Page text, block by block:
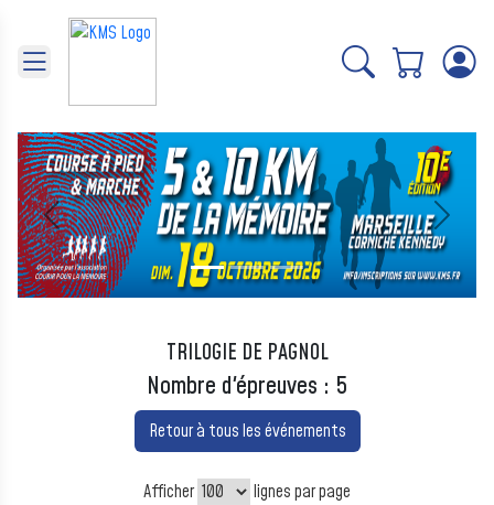
Précédent Suivant
TRILOGIE DE PAGNOL
Nombre d'épreuves : 5
Retour à tous les événements
Afficher lignes par page
Panneau de gestion des cookies